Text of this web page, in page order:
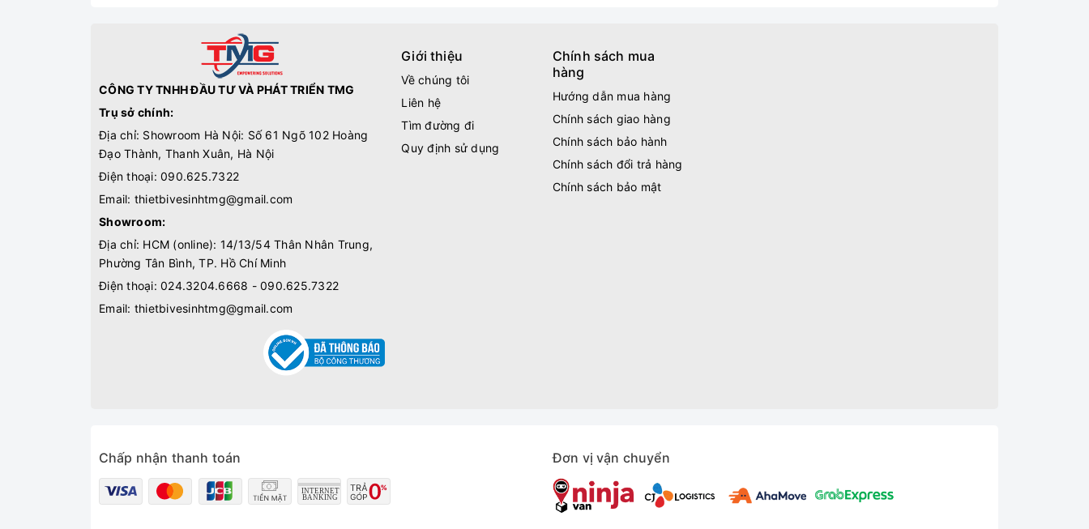
CÔNG TY TNHH ĐẦU TƯ VÀ PHÁT TRIỂN TMG
Trụ sở chính:
Địa chỉ: Showroom Hà Nội: Số 61 Ngõ 102 Hoàng
Đạo Thành, Thanh Xuân, Hà Nội
Điện thoại: 090.625.7322
Email: thietbivesinhtmg@gmail.com
Showroom:
Địa chỉ: HCM (online): 14/13/54 Thân Nhân Trung,
Phường Tân Bình, TP. Hồ Chí Minh
Điện thoại: 024.3204.6668 - 090.625.7322
Email: thietbivesinhtmg@gmail.com
Giới thiệu
Về chúng tôi
Liên hệ
Tìm đường đi
Quy định sử dụng
Chính sách mua
hàng
Hướng dẫn mua hàng
Chính sách giao hàng
Chính sách bảo hành
Chính sách đổi trả hàng
Chính sách bảo mật
Chấp nhận thanh toán Đơn vị vận chuyển